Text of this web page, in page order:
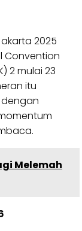
2025
Convention
2 mulai 23
itu
Melemah